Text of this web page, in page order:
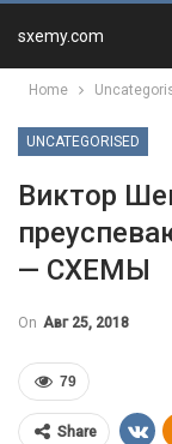
sxemy.com
Home
UNCATEGORISED
Виктор
— СХЕМЫ
On Авг 25, 2018
79
Share